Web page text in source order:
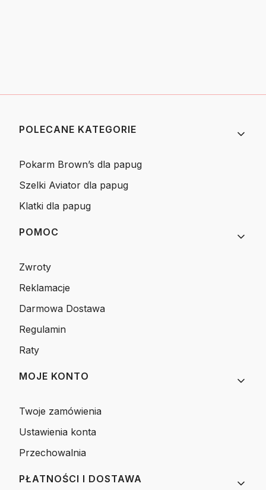
Linki w stopce
POLECANE KATEGORIE
Pokarm Brown’s dla papug
Szelki Aviator dla papug
Klatki dla papug
POMOC
Zwroty
Reklamacje
Darmowa Dostawa
Regulamin
Raty
MOJE KONTO
Twoje zamówienia
Ustawienia konta
Przechowalnia
PŁATNOŚCI I DOSTAWA